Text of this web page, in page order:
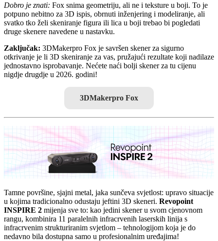
Dobro je znati: Fox snima geometriju, ali ne i teksture u boji. To je
potpuno nebitno za 3D ispis, obrnuti inženjering i modeliranje, ali
svatko tko želi skeniranje figura ili lica u boji trebao bi pogledati
druge skenere navedene u nastavku.
Zaključak: 3DMakerpro Fox je savršen skener za sigurno
otkrivanje je li 3D skeniranje za vas, pružajući rezultate koji nadilaze
jednostavno isprobavanje. Nećete naći bolji skener za tu cijenu
nigdje drugdje u 2026. godini!
3DMakerpro Fox
Tamne površine, sjajni metal, jaka sunčeva svjetlost: upravo situacije
u kojima tradicionalno odustaju jeftini 3D skeneri. Revopoint
INSPIRE 2 mijenja sve to: kao jedini skener u svom cjenovnom
rangu, kombinira 11 paralelnih infracrvenih laserskih linija s
infracrvenim strukturiranim svjetlom – tehnologijom koja je do
nedavno bila dostupna samo u profesionalnim uređajima!